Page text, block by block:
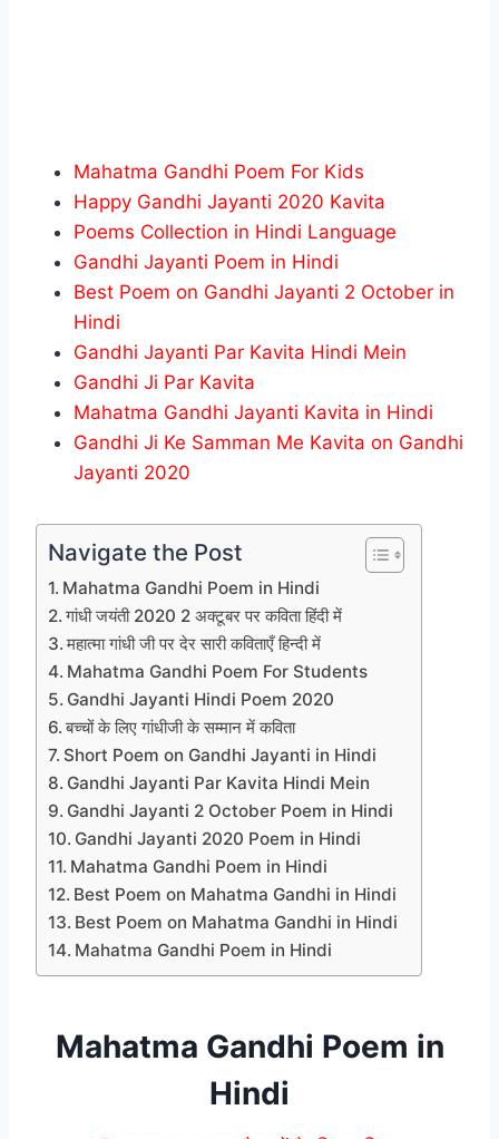
Mahatma Gandhi Poem For Kids
Happy Gandhi Jayanti 2020 Kavita
Poems Collection in Hindi Language
Gandhi Jayanti Poem in Hindi
Best Poem on Gandhi Jayanti 2 October in
Hindi
Gandhi Jayanti Par Kavita Hindi Mein
Gandhi Ji Par Kavita
Mahatma Gandhi Jayanti Kavita in Hindi
Gandhi Ji Ke Samman Me Kavita on Gandhi
Jayanti 2020
Navigate the Post
Mahatma Gandhi Poem in Hindi
गांधी जयंती 2020 2 अक्टूबर पर कविता हिंदी में
महात्मा गांधी जी पर देर सारी कविताएँ हिन्दी में
Mahatma Gandhi Poem For Students
Gandhi Jayanti Hindi Poem 2020
बच्चों के लिए गांधीजी के सम्मान में कविता
Short Poem on Gandhi Jayanti in Hindi
Gandhi Jayanti Par Kavita Hindi Mein
Gandhi Jayanti 2 October Poem in Hindi
Gandhi Jayanti 2020 Poem in Hindi
Mahatma Gandhi Poem in Hindi
Best Poem on Mahatma Gandhi in Hindi
Best Poem on Mahatma Gandhi in Hindi
Mahatma Gandhi Poem in Hindi
Mahatma Gandhi Poem in
Hindi